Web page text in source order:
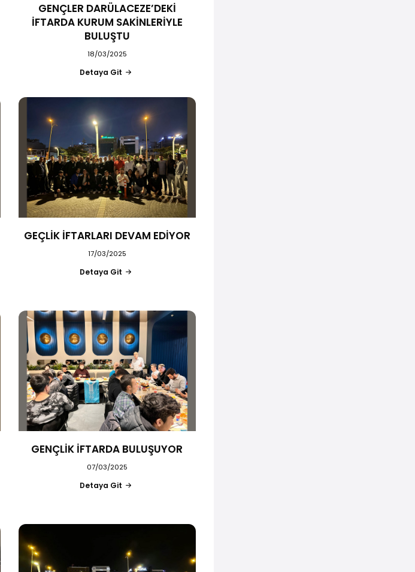
GENÇLER DARÜLACEZE’DEKİ
İFTARDA KURUM SAKİNLERİYLE
BULUŞTU
18/03/2025
Detaya Git
GEÇLİK İFTARLARI DEVAM EDİYOR
17/03/2025
Detaya Git
GENÇLİK İFTARDA BULUŞUYOR
07/03/2025
Detaya Git